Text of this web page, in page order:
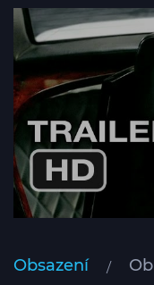
Obsazení